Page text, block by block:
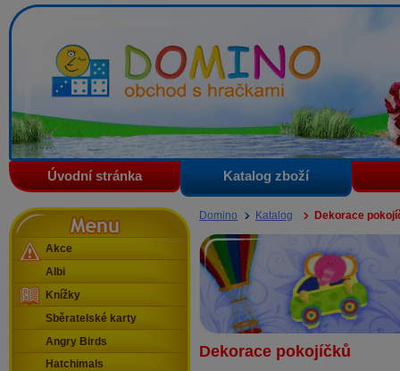
Domino - obchod s hračkami
Úvodní stránka Katalog zboží
Domino Katalog Dekorace
Dekorace pokojíčků
Menu
Akce
Albi
Knížky
Sběratelské karty
Angry Birds
Hatchimals